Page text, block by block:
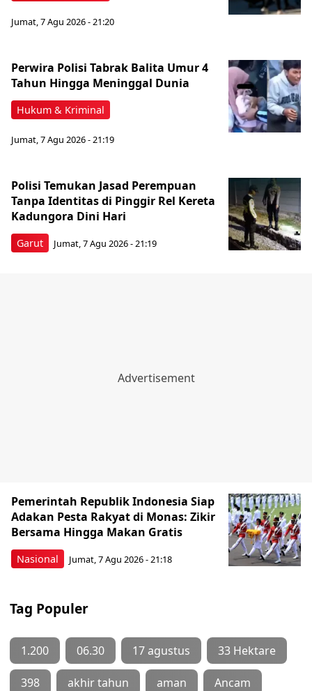
Jumat, 7 Agu 2026 - 21:20
Hukum & Kriminal
Perwira Polisi Tabrak Balita Umur 4
Tahun Hingga Meninggal Dunia
Jumat, 7 Agu 2026 - 21:19
Garut
Polisi Temukan Jasad Perempuan
Tanpa Identitas di Pinggir Rel Kereta
Kadungora Dini Hari
Jumat, 7 Agu 2026 - 21:19
Nasional
Pemerintah Republik Indonesia Siap
Adakan Pesta Rakyat di Monas: Zikir
Bersama Hingga Makan Gratis
Jumat, 7 Agu 2026 - 21:18
Tag Populer
1.200 06.30 17 agustus 33 Hektare
398 akhir tahun aman Ancam